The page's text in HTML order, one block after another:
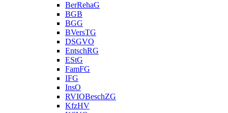
BerRehaG
BGB
BGG
BVersTG
DSGVO
EntschRG
EStG
FamFG
IFG
InsO
RVIOBeschZG
KfzHV